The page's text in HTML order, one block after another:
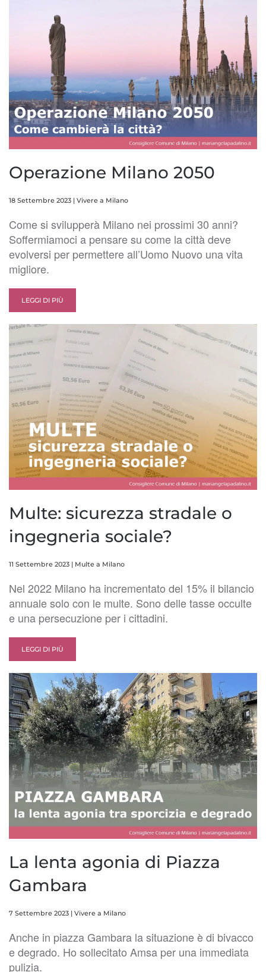
Operazione Milano 2050
18 Settembre 2023 | Vivere a Milano
Come si svilupperà Milano nei prossimi 30 anni?
Soffermiamoci a pensare su come la città deve
evolversi per permettere all’Uomo Nuovo una vita
migliore.
LEGGI DI PIÙ
Multe: sicurezza stradale o
ingegneria sociale?
11 Settembre 2023 | Multe a Milano
Nel 2022 Milano ha incrementato del 15% il bilancio
annuale solo con le multe. Sono delle tasse occulte
e una persecuzione per i cittadini.
LEGGI DI PIÙ
La lenta agonia di Piazza
Gambara
7 Settembre 2023 | Vivere a Milano
Anche in piazza Gambara la situazione è di bivacco
e degrado. Ho sollecitato Amsa per una immediata
pulizia.